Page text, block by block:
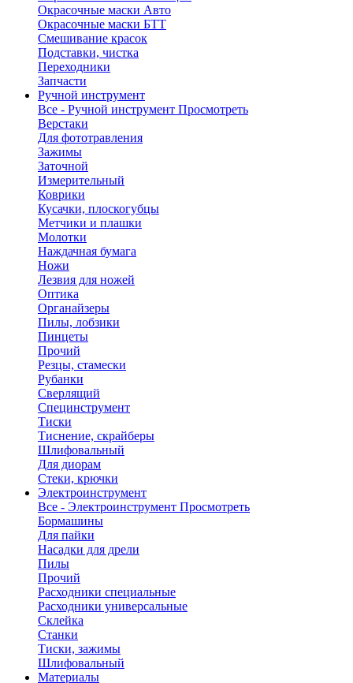
Окрасочные маски Авто
Окрасочные маски БТТ
Смешивание красок
Подставки, чистка
Переходники
Запчасти
Ручной инструмент
Все - Ручной инструмент Просмотреть
Верстаки
Для фототравления
Зажимы
Заточной
Измерительный
Коврики
Кусачки, плоскогубцы
Метчики и плашки
Молотки
Наждачная бумага
Ножи
Лезвия для ножей
Оптика
Органайзеры
Пилы, лобзики
Пинцеты
Прочий
Резцы, стамески
Рубанки
Сверлящий
Специнструмент
Тиски
Тиснение, скрайберы
Шлифовальный
Для диорам
Стеки, крючки
Электроинструмент
Все - Электроинструмент Просмотреть
Бормашины
Для пайки
Насадки для дрели
Пилы
Прочий
Расходники специальные
Расходники универсальные
Склейка
Станки
Тиски, зажимы
Шлифовальный
Материалы